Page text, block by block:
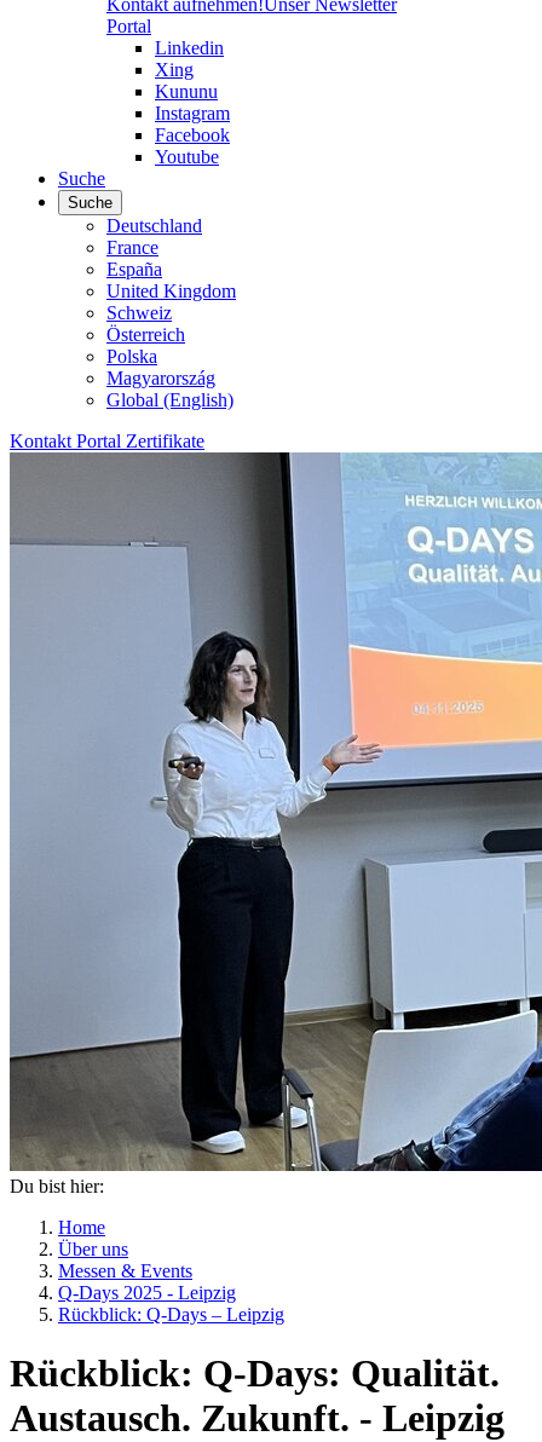
Kontakt aufnehmen!Unser Newsletter
Portal
Linkedin
Xing
Kununu
Instagram
Facebook
Youtube
Suche
Suche
Deutschland
France
España
United Kingdom
Schweiz
Österreich
Polska
Magyarország
Global (English)
Kontakt Portal Zertifikate
Du bist hier:
Home
Über uns
Messen & Events
Q-Days 2025 - Leipzig
Rückblick: Q-Days – Leipzig
Rückblick: Q-Days: Qualität.
Austausch. Zukunft. - Leipzig